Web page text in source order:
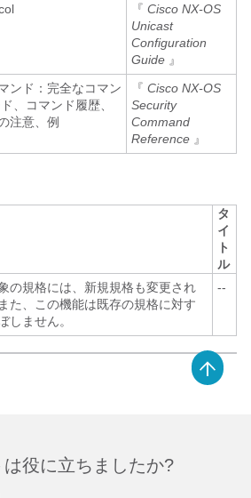
『 Cisco NX-OS
Unicast
Configuration
Guide 』
ンド：完全なコマン
、コマンド履歴、
注意、例
『 Cisco NX-OS
Security
Command
Reference 』
タ
イ
ト
ル
の規格には、新規規格も変更され
た、この機能は既存の規格に対す
しません。
--
役に立ちましたか?